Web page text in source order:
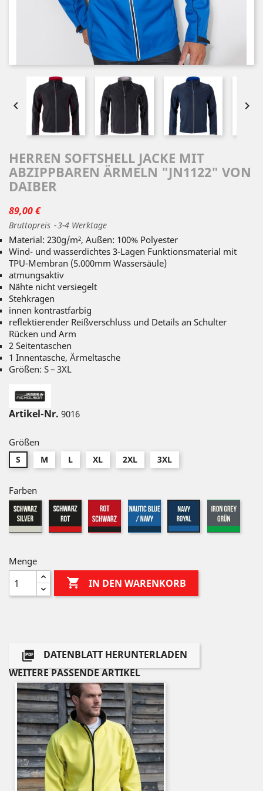
 
HERREN SOFTSHELL JACKE MIT
ABZIPPBAREN ÄRMELN "JN1122" VON
DAIBER
89,00 €
Bruttopreis 3-4 Werktage
Material: 230g/m², Außen: 100% Polyester
Wind- und wasserdichtes 3-Lagen Funktionsmaterial mit
TPU-Membran (5.000mm Wassersäule)
atmungsaktiv
Nähte nicht versiegelt
Stehkragen
innen kontrastfarbig
reflektierender Reißverschluss und Details an Schulter
Rücken und Arm
2 Seitentaschen
1 Innentasche, Ärmeltasche
Größen: S – 3XL
Artikel-Nr. 9016
Größen
S M L XL 2XL 3XL
Farben
black/silver black/red red/blacknautic
blue/navy
navy/royal
Menge
 IN DEN WARENKORB

DATENBLATT HERUNTERLADEN
WEITERE PASSENDE ARTIKEL